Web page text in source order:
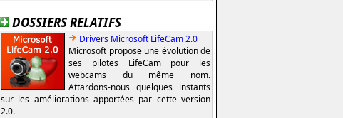
DOSSIERS RELATIFS
Drivers Microsoft LifeCam 2.0
Microsoft propose une évolution de
ses pilotes LifeCam pour les
webcams du même nom.
Attardons-nous quelques instants
sur les améliorations apportées par cette version
2.0.